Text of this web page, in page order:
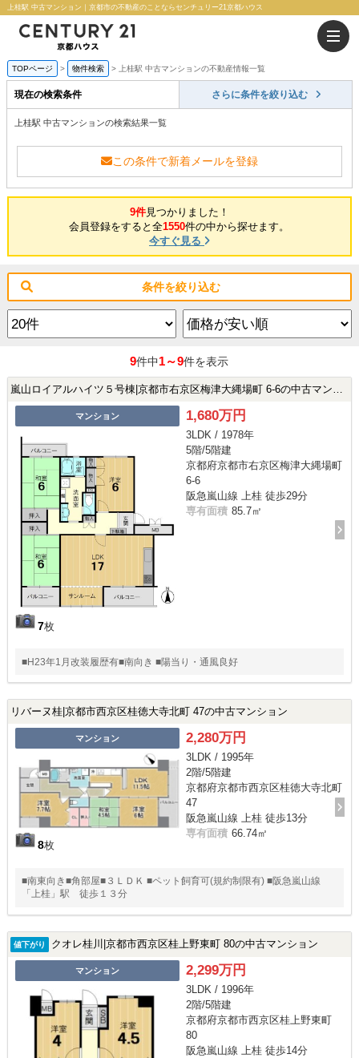
上桂駅 中古マンション｜京都市の不動産のことならセンチュリー21京都ハウス
TOPページ 物件検索 上桂駅 中古マンションの不動産情報一覧
現在の検索条件 さらに条件を絞り込む
上桂駅 中古マンションの検索結果一覧
この条件で新着メールを登録
9件見つかりました！
会員登録をすると全1550件の中から探せます。
今すぐ見る
条件を絞り込む
9件中1～9件を表示
嵐山ロイアルハイツ５号棟|京都市右京区梅津大縄場町 6-6の中古マンション
マンション
7枚
1,680万円
3LDK / 1978年
5階/5階建
京都府京都市右京区梅津大縄場町
6-6
阪急嵐山線 上桂 徒歩29分
専有面積 85.7㎡
■H23年1月改装履歴有■南向き ■陽当り・通風良好
リバーヌ桂|京都市西京区桂徳大寺北町 47の中古マンション
マンション
8枚
2,280万円
3LDK / 1995年
2階/5階建
京都府京都市西京区桂徳大寺北町
47
阪急嵐山線 上桂 徒歩13分
専有面積 66.74㎡
■南東向き■角部屋■３ＬＤＫ ■ペット飼育可(規約制限有) ■阪急嵐山線
「上桂」駅 徒歩１３分
値下がり クオレ桂川|京都市西京区桂上野東町 80の中古マンション
マンション 2,299万円
3LDK / 1996年
2階/5階建
京都府京都市西京区桂上野東町
80
阪急嵐山線 上桂 徒歩14分